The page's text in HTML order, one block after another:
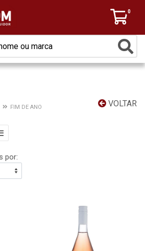
0
VOLTAR
FIM DE ANO
por: